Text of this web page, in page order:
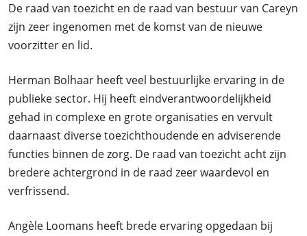
De raad van toezicht en de raad van bestuur van Careyn
zijn zeer ingenomen met de komst van de nieuwe
voorzitter en lid.
Herman Bolhaar heeft veel bestuurlijke ervaring in de
publieke sector. Hij heeft eindverantwoordelijkheid
gehad in complexe en grote organisaties en vervult
daarnaast diverse toezichthoudende en adviserende
functies binnen de zorg. De raad van toezicht acht zijn
bredere achtergrond in de raad zeer waardevol en
verfrissend.
Angèle Loomans heeft brede ervaring opgedaan bij